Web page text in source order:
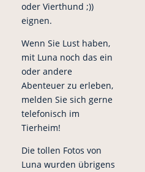
oder Vierthund ;))
eignen.
Wenn Sie Lust haben,
mit Luna noch das ein
oder andere
Abenteuer zu erleben,
melden Sie sich gerne
telefonisch im
Tierheim!
Die tollen Fotos von
Luna wurden übrigens